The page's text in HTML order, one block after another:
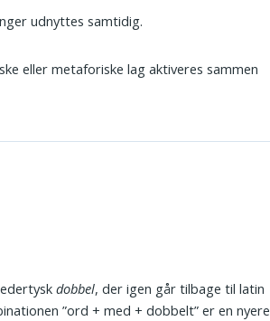
udnyttes samtidig.
eller metaforiske lag aktiveres sammen
dobbel, der igen går tilbage til latin
”ord + med + dobbelt” er en nyere